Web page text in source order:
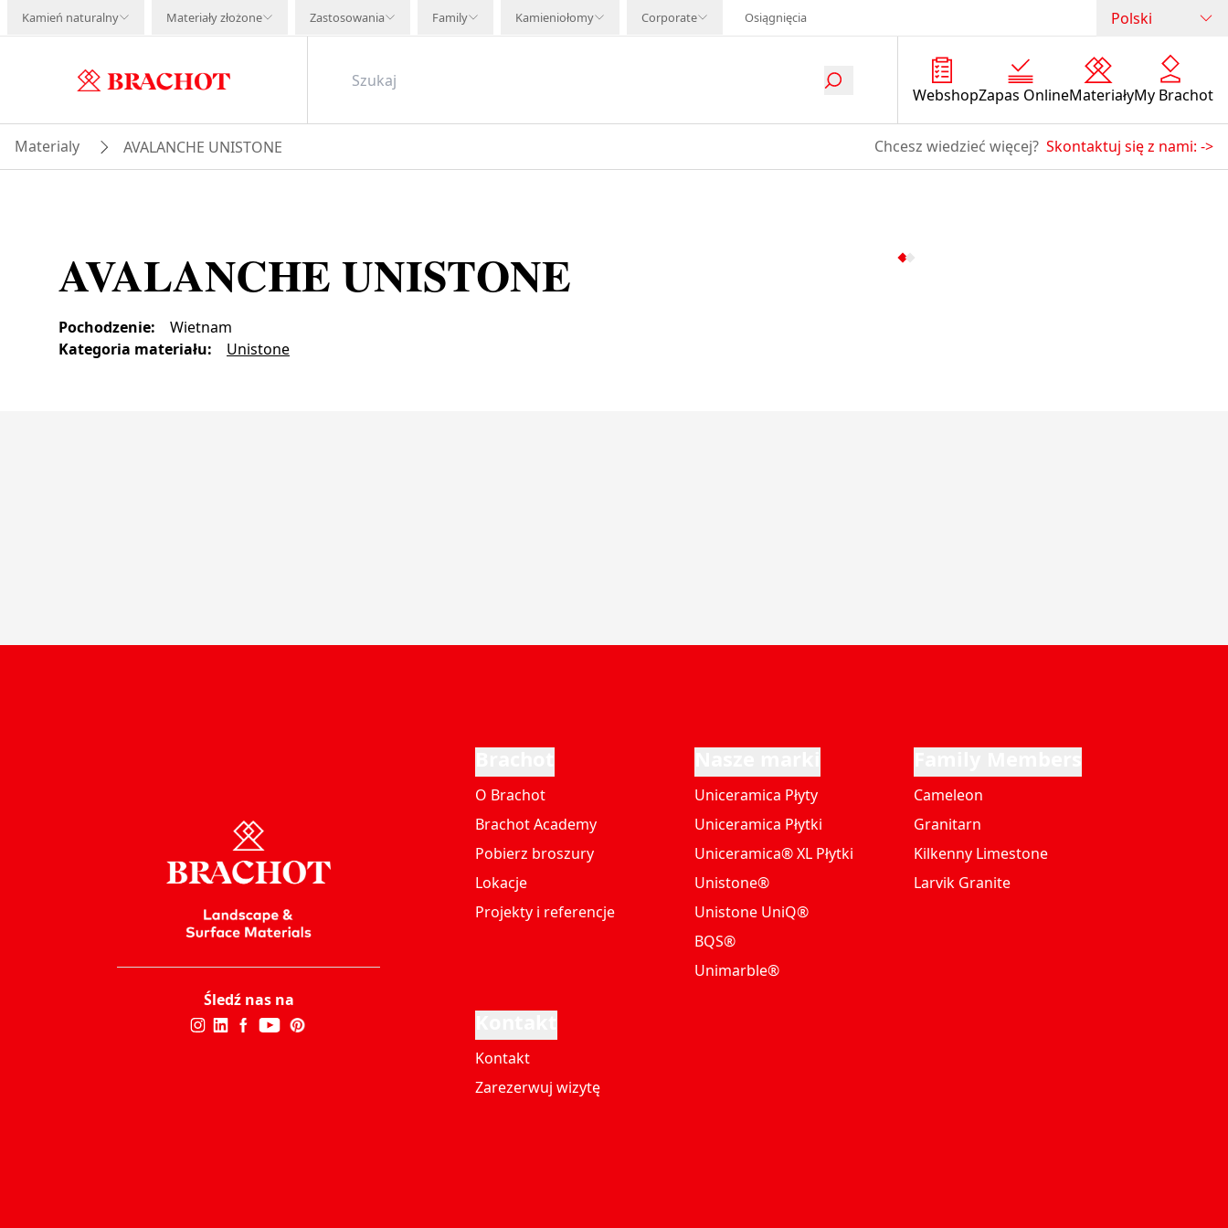
Kamień naturalny Materiały złożone Zastosowania Family Kamieniołomy Corporate Osiągnięcia Polski
WebshopZapas OnlineMateriałyMy Brachot
Materialy AVALANCHE UNISTONE Chcesz wiedzieć więcej? Skontaktuj się z nami: ->
AVALANCHE UNISTONE
Pochodzenie:
Wietnam
Kategoria materiału: Unistone
Śledź nas na
O Brachot
Brachot Academy
Pobierz broszury
Lokacje
Projekty i referencje
Uniceramica Płyty
Uniceramica Płytki
Uniceramica® XL Płytki
Unistone®
Unistone UniQ®
BQS®
Unimarble®
Cameleon
Granitarn
Kilkenny Limestone
Larvik Granite
Kontakt
Zarezerwuj wizytę